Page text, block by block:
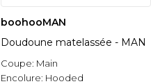
boohooMAN
Doudoune matelassée - MAN
Coupe: Main
Encolure: Hooded